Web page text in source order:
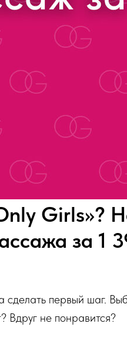
Girls»?
за 1
первый шаг.
Вдруг не понравится?